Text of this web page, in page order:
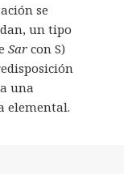
se
un tipo
Sar con S)
una
elemental.